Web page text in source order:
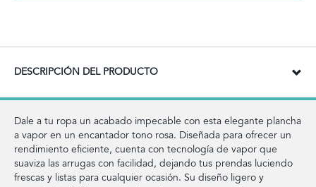
DESCRIPCIÓN DEL PRODUCTO
Dale a tu ropa un acabado impecable con esta elegante plancha
a vapor en un encantador tono rosa. Diseñada para ofrecer un
rendimiento eficiente, cuenta con tecnología de vapor que
suaviza las arrugas con facilidad, dejando tus prendas luciendo
frescas y listas para cualquier ocasión. Su diseño ligero y